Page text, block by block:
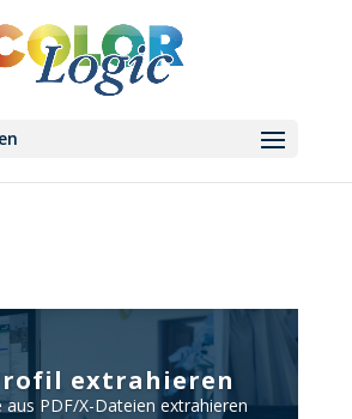
extrahieren
aus PDF/X-Dateien extrahieren